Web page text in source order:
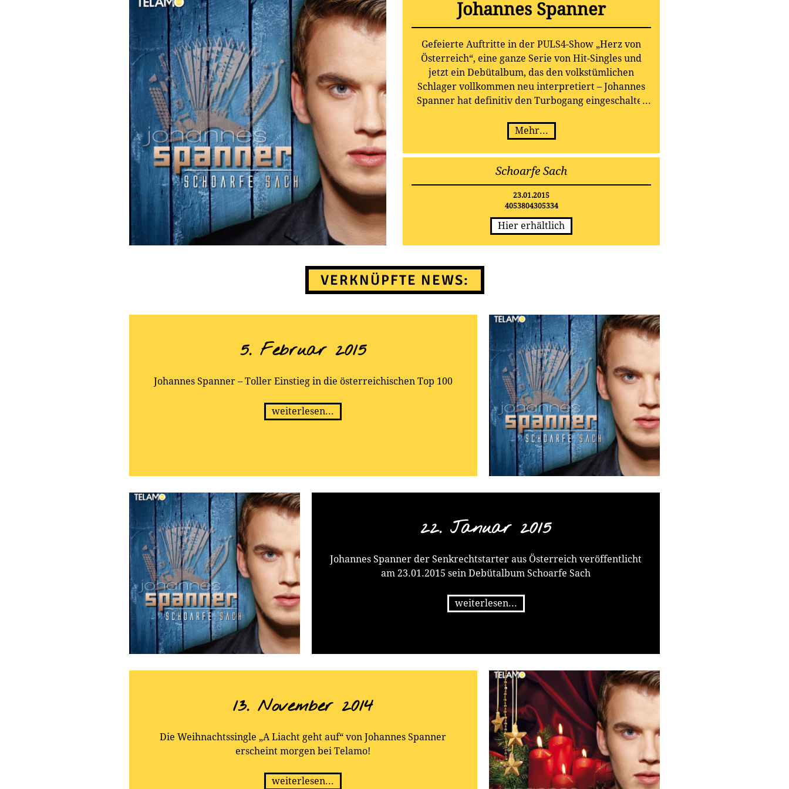
Johannes Spanner
Gefeierte Auftritte in der PULS4-Show „Herz von
Österreich“, eine ganze Serie von Hit-Singles und
jetzt ein Debütalbum, das den volkstümlichen
Schlager vollkommen neu interpretiert – Johannes
Spanner hat definitiv den Turbogang eingeschaltet
verbracht. Als Senkrechtstarter des Jahres 2014
schafft es das 19-jährige Nachwuchstalent quasi
spielerisch, Tradition und Zeitgeist, tiefe Gefühle und
ausgelassene Gaudi unter einen Hut zu bringen.
Seine Musik ist einfach eine „Schoarfe Sach“, so auch
der Titel seines ersten Albums, das am 23. Januar
Schon früh waren bei Johannes Spanner die Weichen
Harmonika, und bereits im zarten Alter von gerade
einmal 14 Jahren war er das erste Mal im ORF zu
2009 belegte er Platz 4 und bewies schon mit diesem
ersten großen Auftritt, wie gut ihm das Rampenlicht
steht. Seither hat der am 8. August 1995 geborene
steirische Vollblutmusiker intensiv an seiner
unvergleichlich rauchigen, geerdeten Stimme
gearbeitet, und spätestens seit seiner Teilnahme bei
der PULS4-Show „Herz von Österreich“ stehen bei
ihm alle Karriereampeln auf grün: Nachdem er die
Jurymitglieder (DJ Ötzi, Lukas Pöchl, Stefanie
Werger) und das Publikum der Show gleichermaßen
begeisterte, lieferte der Shootingstar der
österreichischen Volksmusik-Szene mit „Vater du der
emotionalen „Himmel voller G’fühl“ eine ganze
künstlerischem Schaffensdrang ist es kein Wunder,
sich warten ließ.
Gleich der Beginn des Debütalbums geht unmittelbar
in die Beine: Treibend-euphorisch eröffnet „Wie a
Wasserfall“ die CD. Der programmatische Titel
„Vater du der Stadl brennt“, eine wunderschöne
Albums ist eine weitere Vorab-Single, der absolut
partytaugliche Titelsong „Schoarfe Sach“. Auf noch
mehr tanzbaren Rockgitarren-Druck mit ordentlich
Tempo, hochexplosiver Sehnsucht und seiner
unverkennbaren Gitarren-Harmonika-Kombination
(„Heimatexpander“) lässt Johannes mit der nächsten
Vorab-Auskopplung „Himmel voller G’fühl“ eine sehr
viel ruhigere wunderschöne Ballade folgen: Der
Mehr...
Schoarfe Sach
23.01.2015
4053804305334
Hier erhältlich
VERKNÜPFTE NEWS:
5. Februar 2015
Johannes Spanner – Toller Einstieg in die österreichischen Top 100
weiterlesen...
22. Januar 2015
Johannes Spanner der Senkrechtstarter aus Österreich veröffentlicht
am 23.01.2015 sein Debütalbum Schoarfe Sach
weiterlesen...
13. November 2014
Die Weihnachtssingle „A Liacht geht auf“ von Johannes Spanner
erscheint morgen bei Telamo!
weiterlesen...